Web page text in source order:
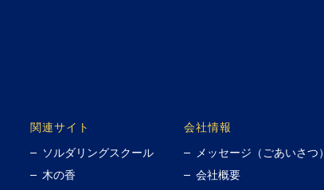
関連サイト
ソルダリングスクール
木の香
会社情報
メッセージ（ごあいさつ）
会社概要